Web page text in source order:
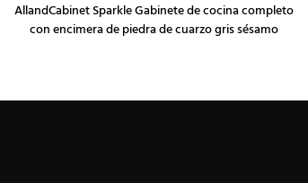
AllandCabinet Sparkle Gabinete de cocina completo
con encimera de piedra de cuarzo gris sésamo